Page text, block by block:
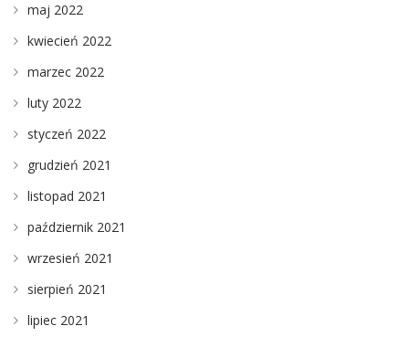
maj 2022
kwiecień 2022
marzec 2022
luty 2022
styczeń 2022
grudzień 2021
listopad 2021
październik 2021
wrzesień 2021
sierpień 2021
lipiec 2021